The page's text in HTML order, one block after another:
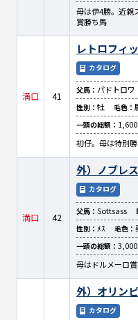
母は伊4勝。近親
賞勝ち馬
満口 41
レトロフィ
カタログ
父馬： パドトロワ
性別： 牡 毛色：
一頭の総額：
初仔。母は特別
満口 42
外）ノブレ
カタログ
父馬： Sottsass
性別： ﾒｽ 毛色：
一頭の総額：
母はドルメーロ
外）オリン
カタログ